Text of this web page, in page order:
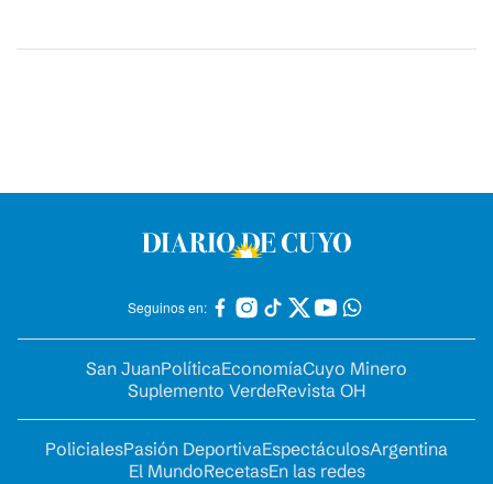
Seguinos en:
San JuanPolíticaEconomíaCuyo Minero
Suplemento VerdeRevista OH
PolicialesPasión DeportivaEspectáculosArgentina
El MundoRecetasEn las redes